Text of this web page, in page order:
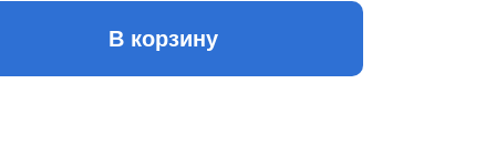
В корзину